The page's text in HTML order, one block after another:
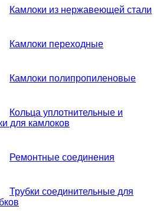
Камлоки из нержавеющей стали
Камлоки переходные
Камлоки полипропиленовые
Кольца уплотнительные и
для камлоков
Ремонтные соединения
Трубки соединительные для